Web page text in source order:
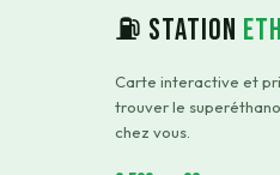
⛽ Station
Carte interactive et
trouver le
chez vous.